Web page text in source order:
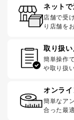
ネット
店舗で受
り店舗を
取り扱
簡単操作
や取り扱
オンラ
簡単なア
合った最